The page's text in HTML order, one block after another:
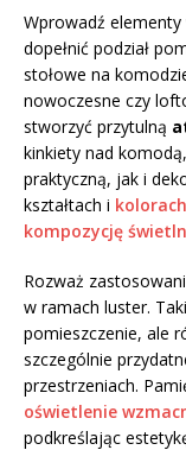
Wprowadź
dopełnić podział
stołowe na
nowoczesne czy
stworzyć przytulną
kinkiety nad
praktyczną, jak i
kształtach i
kompozycję
Rozważ
w ramach luster.
pomieszczenie, ale
szczególnie
przestrzeniach.
oświetlenie
podkreślając